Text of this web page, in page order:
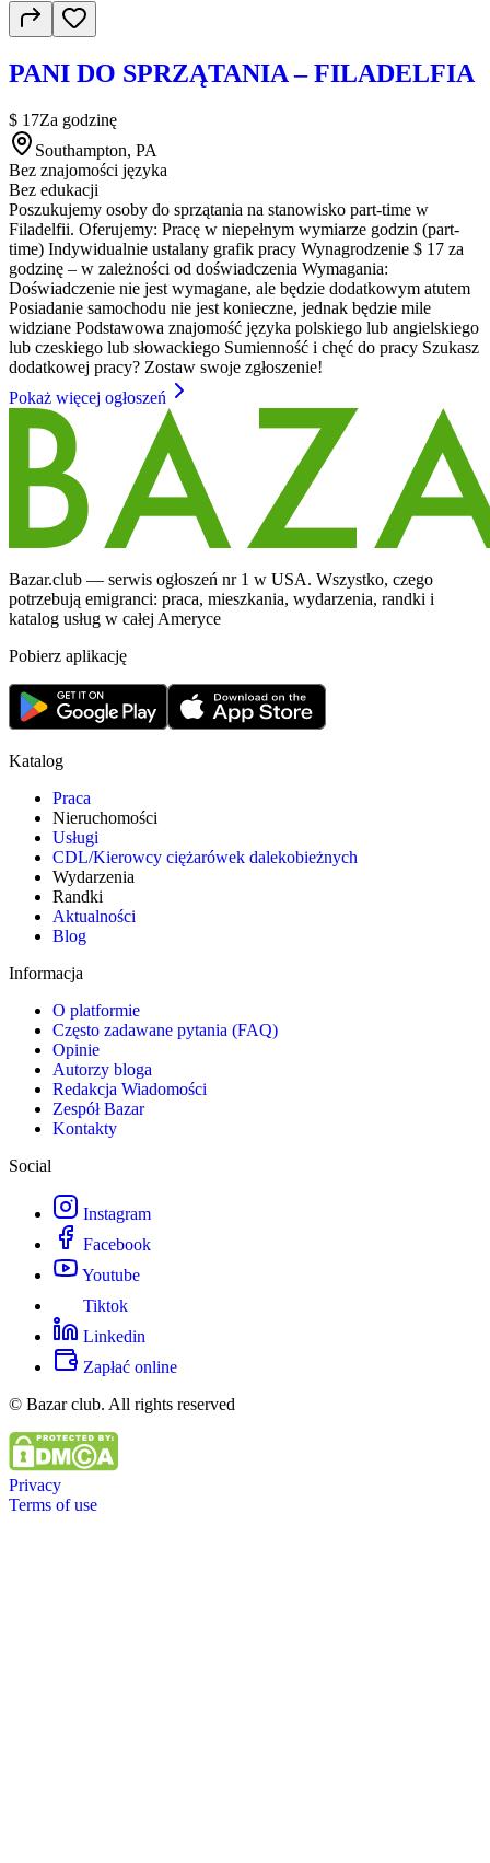
PANI DO SPRZĄTANIA – FILADELFIA
$ 17Za godzinę
Southampton, PA
Bez znajomości języka
Bez edukacji
Poszukujemy osoby do sprzątania na stanowisko part-time w
Filadelfii. Oferujemy: Pracę w niepełnym wymiarze godzin (part-
time) Indywidualnie ustalany grafik pracy Wynagrodzenie $ 17 za
godzinę – w zależności od doświadczenia Wymagania:
Doświadczenie nie jest wymagane, ale będzie dodatkowym atutem
Posiadanie samochodu nie jest konieczne, jednak będzie mile
widziane Podstawowa znajomość języka polskiego lub angielskiego
lub czeskiego lub słowackiego Sumienność i chęć do pracy Szukasz
dodatkowej pracy? Zostaw swoje zgłoszenie!
Pokaż więcej ogłoszeń
Bazar.club — serwis ogłoszeń nr 1 w USA. Wszystko, czego
potrzebują emigranci: praca, mieszkania, wydarzenia, randki i
katalog usług w całej Ameryce
Pobierz aplikację
Katalog
Praca
Nieruchomości
Usługi
CDL/Kierowcy ciężarówek dalekobieżnych
Wydarzenia
Randki
Aktualności
Blog
Informacja
O platformie
Często zadawane pytania (FAQ)
Opinie
Autorzy bloga
Redakcja Wiadomości
Zespół Bazar
Kontakty
Social
Instagram
Facebook
Youtube
Tiktok
Linkedin
Zapłać online
© Bazar club. All rights reserved
Privacy
Terms of use